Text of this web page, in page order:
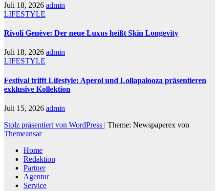
Juli 18, 2026 admin
LIFESTYLE
Rivoli Genève: Der neue Luxus heißt Skin Longevity
Juli 18, 2026 admin
LIFESTYLE
Festival trifft Lifestyle: Aperol und Lollapalooza präsentieren
exklusive Kollektion
Juli 15, 2026 admin
Stolz präsentiert von WordPress | Theme: Newspaperex von
Themeansar
Home
Redaktion
Partner
Agentur
Service